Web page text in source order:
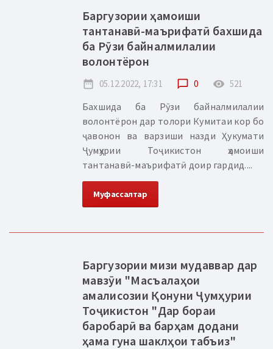
Баргузории ҳамоиши
тантанавӣ-маърифатӣ бахшида
ба Рӯзи байналмилалии
волонтёрон
date_range 05.12.2022, 17:31 chat_bubble_outline 0 remove_red_eye 521
Бахшида ба Рӯзи байналмилалии
волонтёрон дар толори Кумитаи кор бо
ҷавонон ва варзиши назди Ҳукумати
Ҷумҳурии Тоҷикистон ҳамоиши
тантанавӣ-маърифатӣ доир гардид....
Муфассалтар
Баргузории мизи мудаввар дар
мавзӯи "Масъалаҳои
амалисозии Қонуни Ҷумҳурии
Тоҷикистон "Дар бораи
баробарӣ ва барҳам додани
ҳама гуна шаклҳои табъиз"